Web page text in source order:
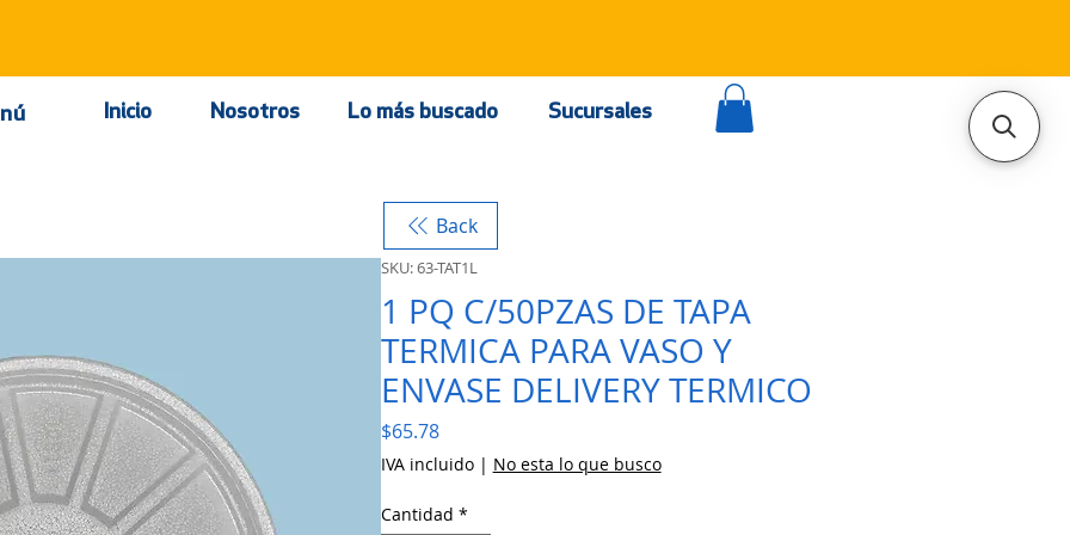
Inicio Nosotros Lo más buscado Sucursales
Back
SKU: 63-TAT1L
1 PQ C/50PZAS DE TAPA
TERMICA PARA VASO Y
ENVASE DELIVERY TERMICO
$65.78Precio
IVA incluido| No esta lo que busco
Cantidad *